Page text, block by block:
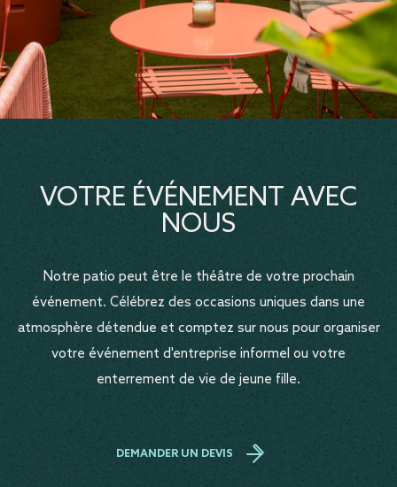
VOTRE ÉVÉNEMENT AVEC
NOUS
Notre patio peut être le théâtre de votre prochain
événement. Célébrez des occasions uniques dans une
atmosphère détendue et comptez sur nous pour organiser
votre événement d'entreprise informel ou votre
enterrement de vie de jeune fille.
DEMANDER UN DEVIS